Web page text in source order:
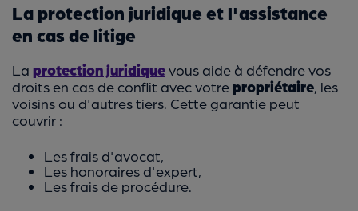
La protection juridique et l'assistance
en cas de litige
La protection juridiquevous aide à défendre vos
droits en cas de conflit avec votrepropriétaire , les
voisins ou d'autres tiers. Cette garantie peut
couvrir :
Les frais d'avocat,
Les honoraires d'expert,
Les frais de procédure.